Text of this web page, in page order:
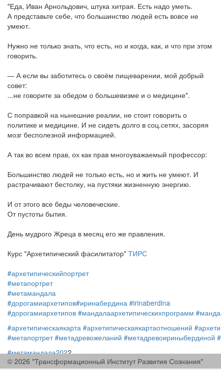
"Еда, Иван Арнольдович, штука хитрая. Есть надо уметь.
А представьте себе, что большинство людей есть вовсе не
умеют.
Нужно не только знать, что есть, но и когда, как, и что при этом
говорить.
― А если вы заботитесь о своём пищеварении, мой добрый
совет:
...не говорите за обедом о большевизме и о медицине".
С поправкой на нынешние реалии, не стоит говорить о
политике и медицине. И не сидеть долго в соц.сетях, засоряя
мозг бесполезной информацией.
А так во всем прав, ох как прав многоуважаемый профессор:
Большинство людей не только есть, но и жить не умеют. И
растрачивают бестолку, на пустяки жизненную энергию.
И от этого все беды человеческие.
От пустоты бытия.
День мудрого Жреца в месяц его же правления.
Курс "Архетипический фасилитатор" ТИРС
#архетипическийпортрет
#метапортрет
#метамандала
#дорогамиархетипов#иринабердина #irinaberdina
#дорогамиархетипов #мандалаархетипическихпрограмм
#архетипическаякарта #архетипическаякартаотношений
#метапортрет #метадревожеланий #метадревоириныбердиной
#метамандала2022
#ИринаБердина #тирс #метапортрет #IrinaBerdina #tirs
© 2026 "Трансформационный Институт Развития Сознания"